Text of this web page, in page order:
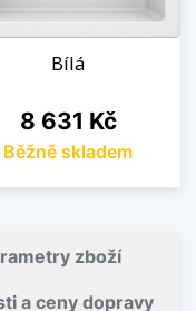
Bílá
Cena
8 631 Kč
Běžně skladem
zboží
a ceny dopravy